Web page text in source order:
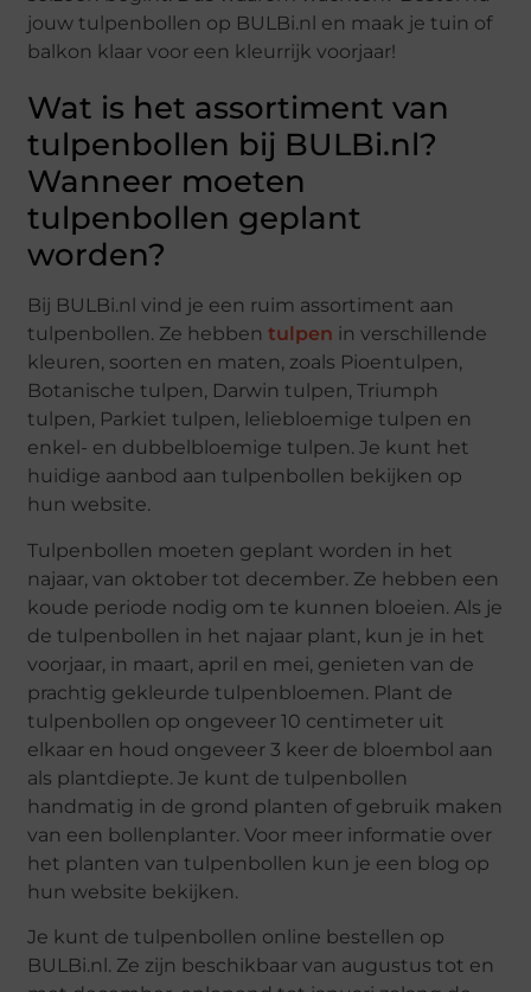
jouw tulpenbollen op BULBi.nl en maak je tuin of
balkon klaar voor een kleurrijk voorjaar!
Wat is het assortiment van
tulpenbollen bij BULBi.nl?
Wanneer moeten
tulpenbollen geplant
worden?
Bij BULBi.nl vind je een ruim assortiment aan
tulpenbollen. Ze hebbentulpen in verschillende
kleuren, soorten en maten, zoals Pioentulpen,
Botanische tulpen, Darwin tulpen, Triumph
tulpen, Parkiet tulpen, leliebloemige tulpen en
enkel- en dubbelbloemige tulpen. Je kunt het
huidige aanbod aan tulpenbollen bekijken op
hun website.
Tulpenbollen moeten geplant worden in het
najaar, van oktober tot december. Ze hebben een
koude periode nodig om te kunnen bloeien. Als je
de tulpenbollen in het najaar plant, kun je in het
voorjaar, in maart, april en mei, genieten van de
prachtig gekleurde tulpenbloemen. Plant de
tulpenbollen op ongeveer 10 centimeter uit
elkaar en houd ongeveer 3 keer de bloembol aan
als plantdiepte. Je kunt de tulpenbollen
handmatig in de grond planten of gebruik maken
van een bollenplanter. Voor meer informatie over
het planten van tulpenbollen kun je een blog op
hun website bekijken.
Je kunt de tulpenbollen online bestellen op
BULBi.nl. Ze zijn beschikbaar van augustus tot en